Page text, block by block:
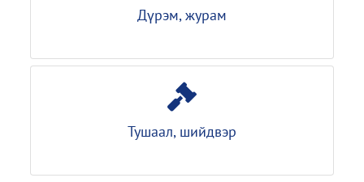
Дүрэм, журам
Тушаал, шийдвэр